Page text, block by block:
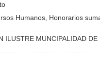
Humanos, Honorarios
ILUSTRE MUNCIPALIDAD DE